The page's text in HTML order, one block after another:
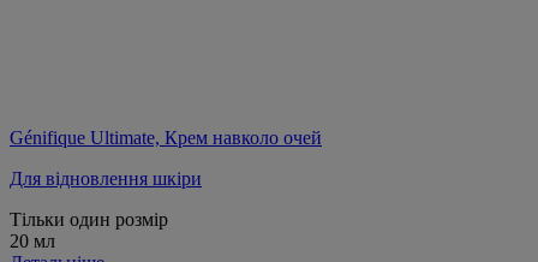
Génifique Ultimate, Крем навколо очей
Для відновлення шкіри
Тільки один розмір
20 мл